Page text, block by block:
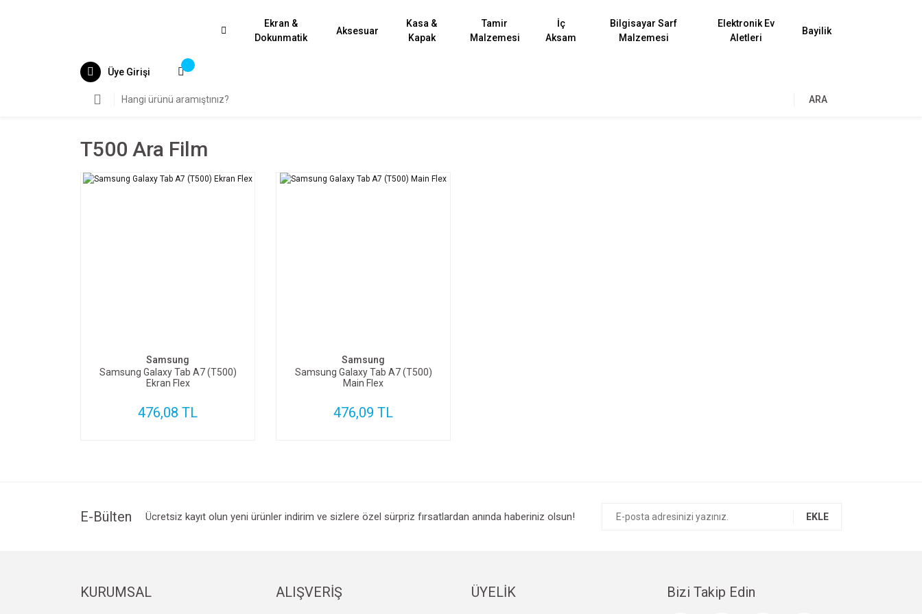
Ekran &
Dokunmatik
Aksesuar
Kasa &
Kapak
Tamir
Malzemesi
İç
Aksam
Bilgisayar Sarf
Malzemesi
Elektronik Ev
Aletleri
Bayilik
Üye Girişi
ARA
T500 Ara Film
Samsung
Samsung Galaxy Tab A7 (T500)
Ekran Flex
476,08 TL
Samsung
Samsung Galaxy Tab A7 (T500)
Main Flex
476,09 TL
E-Bülten Ücretsiz kayıt olun yeni ürünler indirim ve sizlere özel sürpriz fırsatlardan anında haberiniz olsun! EKLE
KURUMSAL ALIŞVERİŞ ÜYELİK Bizi Takip Edin